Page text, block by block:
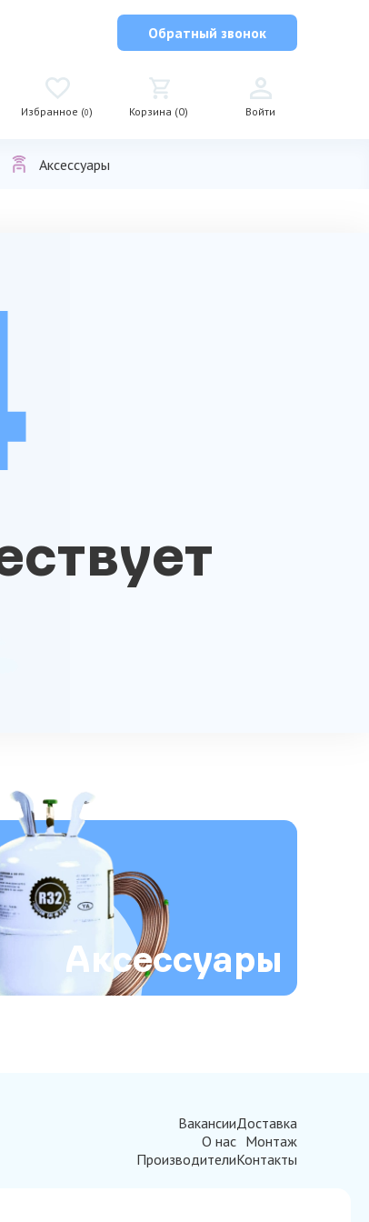
Обратный звонок
Избранное (0) Корзина (0) Войти
Аксессуары
Аксессуары
Вакансии
О нас
Производители
Доставка
Монтаж
Контакты